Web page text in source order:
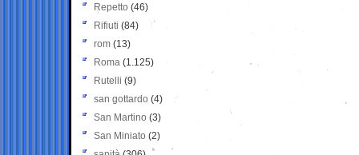
Repetto (46)
Rifiuti (84)
rom (13)
Roma (1.125)
Rutelli (9)
san gottardo (4)
San Martino (3)
San Miniato (2)